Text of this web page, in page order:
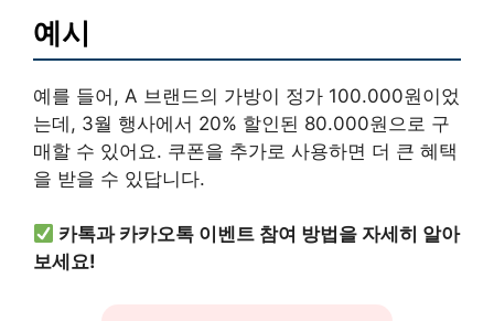
예시
예를 들어, A 브랜드의 가방이 정가 100.000원이었
는데, 3월 행사에서 20% 할인된 80.000원으로 구
매할 수 있어요. 쿠폰을 추가로 사용하면 더 큰 혜택
을 받을 수 있답니다.
카톡과 카카오톡 이벤트 참여 방법을 자세히 알아
보세요!